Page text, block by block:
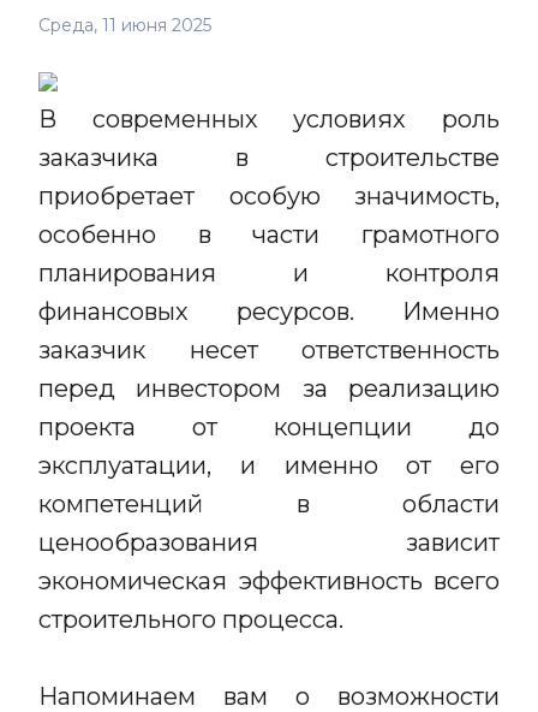
Среда, 11 июня 2025
В современных условиях роль
заказчика в строительстве
приобретает особую значимость,
особенно в части грамотного
планирования и контроля
финансовых ресурсов. Именно
заказчик несет ответственность
перед инвестором за реализацию
проекта от концепции до
эксплуатации, и именно от его
компетенций в области
ценообразования зависит
экономическая эффективность всего
строительного процесса.
Напоминаем вам о возможности